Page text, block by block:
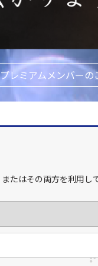
プレミアムメンバーの
たはその両方を利用し